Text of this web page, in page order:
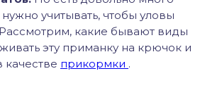
учитывать, чтобы уловы
какие бывают виды
эту приманку на крючок и
качестве прикормки .